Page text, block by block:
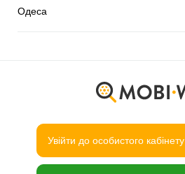
Одеса
Увійти до особистого кабінету